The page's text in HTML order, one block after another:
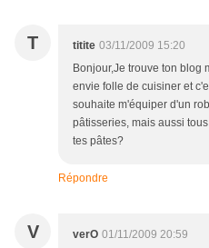
T titite 03/11/2009 15:20
Bonjour,Je trouve ton blog
envie folle de cuisiner et
souhaite m'équiper d'un
pâtisseries, mais aussi
tes pâtes?
Répondre
V verO 01/11/2009 20:59